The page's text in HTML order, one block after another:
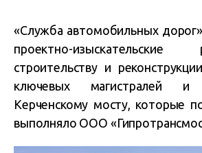
«Служба автомобильных
проектно-
строительству и
ключевых магистралей
Керченскому мосту, которые
выполняло ООО